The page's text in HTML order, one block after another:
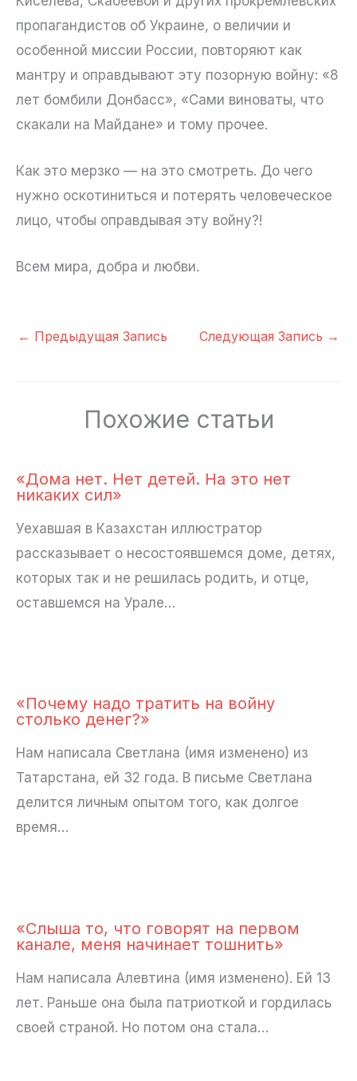
пропагандистов об Украине, о величии и
особенной миссии России, повторяют как
мантру и оправдывают эту позорную войну: «8
лет бомбили Донбасс», «Сами виноваты, что
скакали на Майдане» и тому прочее.
Как это мерзко — на это смотреть. До чего
нужно оскотиниться и потерять человеческое
лицо, чтобы оправдывая эту войну?!
Всем мира, добра и любви.
← Предыдущая Запись Следующая Запись →
Похожие статьи
«Дома нет. Нет детей. На это нет
никаких сил»
Уехавшая в Казахстан иллюстратор
рассказывает о несостоявшемся доме, детях,
которых так и не решилась родить, и отце,
оставшемся на Урале…
«Почему надо тратить на войну
столько денег?»
Нам написала Светлана (имя изменено) из
Татарстана, ей 32 года. В письме Светлана
делится личным опытом того, как долгое
время…
«Слыша то, что говорят на первом
канале, меня начинает тошнить»
Нам написала Алевтина (имя изменено). Ей 13
лет. Раньше она была патриоткой и гордилась
своей страной. Но потом она стала…